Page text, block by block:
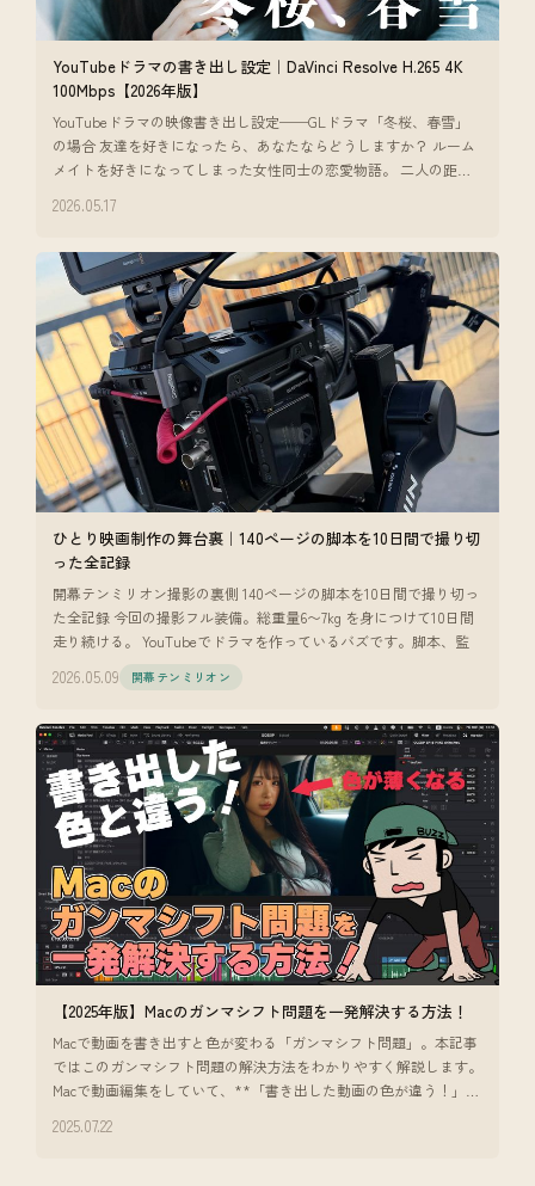
YouTubeドラマの書き出し設定｜DaVinci Resolve H.265 4K
100Mbps【2026年版】
YouTubeドラマの映像書き出し設定──GLドラマ「冬桜、春雪」
の場合 友達を好きになったら、あなたならどうしますか？ ルーム
メイトを好きになってしまった女性同士の恋愛物語。 二人の距離
2026.05.17
ひとり映画制作の舞台裏｜140ページの脚本を10日間で撮り切
った全記録
開幕テンミリオン撮影の裏側 140ページの脚本を10日間で撮り切っ
た全記録 今回の撮影フル装備。総重量6〜7kg を身につけて10日間
走り続ける。 YouTubeでドラマを作っているバズです。脚本、監
2026.05.09 開幕テンミリオン
【2025年版】Macのガンマシフト問題を一発解決する方法！
Macで動画を書き出すと色が変わる「ガンマシフト問題」。本記事
ではこのガンマシフト問題の解決方法をわかりやすく解説します。
Macで動画編集をしていて、**「書き出した動画の色が違う！」**
2025.07.22